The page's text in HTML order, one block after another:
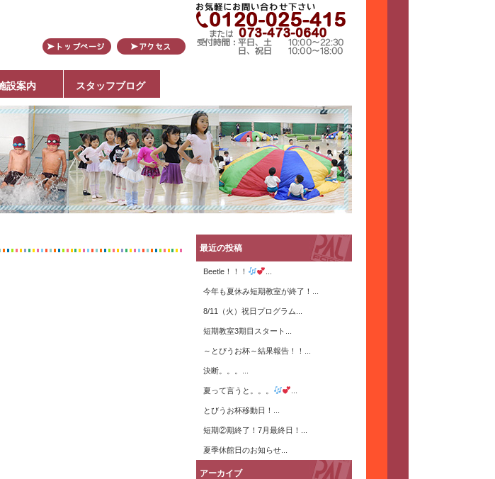
設案内 スタッフブログ
最近の投稿
Beetle！！！
今年も夏休み短期教室が終了！...
8/11（火）祝日プログラム...
短期教室3期目スタート...
～とびうお杯～結果報告！！...
決断。。。...
夏って言うと。。。
とびうお杯移動日！...
短期②期終了！7月最終日！...
夏季休館日のお知らせ...
アーカイブ